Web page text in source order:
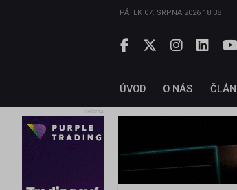
PÁTEK 07. SRPNA 2026 18:38
ÚVOD O NÁS
reklama